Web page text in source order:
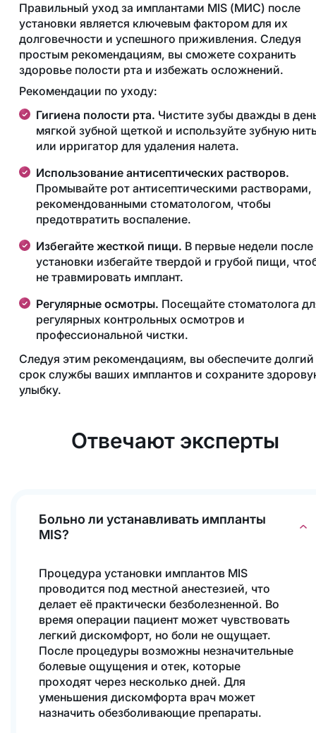
Правильный уход за имплантами MIS (МИС) после
установки является ключевым фактором для их
долговечности и успешного приживления. Следуя
простым рекомендациям, вы сможете сохранить
здоровье полости рта и избежать осложнений.
Рекомендации по уходу:
Гигиена полости рта. Чистите зубы дважды в
мягкой зубной щеткой и используйте зубную
или ирригатор для удаления налета.
Использование антисептических растворов.
Промывайте рот антисептическими растворами,
рекомендованными стоматологом, чтобы
предотвратить воспаление.
Избегайте жесткой пищи. В первые недели после
установки избегайте твердой и грубой пищи,
не травмировать имплант.
Регулярные осмотры. Посещайте стоматолога
регулярных контрольных осмотров и
профессиональной чистки.
Следуя этим рекомендациям, вы обеспечите долгий
срок службы ваших имплантов и сохраните
улыбку.
Отвечают эксперты
Больно ли устанавливать импланты
MIS?
Процедура установки имплантов MIS
проводится под местной анестезией, что
делает её практически безболезненной. Во
время операции пациент может чувствовать
легкий дискомфорт, но боли не ощущает.
После процедуры возможны незначительные
болевые ощущения и отек, которые
проходят через несколько дней. Для
уменьшения дискомфорта врач может
назначить обезболивающие препараты.